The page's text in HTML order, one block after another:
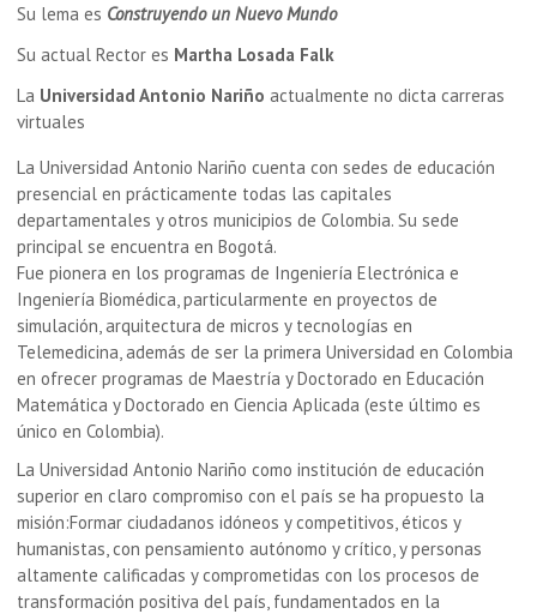
Su lema es Construyendo un Nuevo Mundo
Su actual Rector es Martha Losada Falk
La Universidad Antonio Nariño actualmente no dicta carreras
virtuales
La Universidad Antonio Nariño cuenta con sedes de educación
presencial en prácticamente todas las capitales
departamentales y otros municipios de Colombia. Su sede
principal se encuentra en Bogotá.
Fue pionera en los programas de Ingeniería Electrónica e
Ingeniería Biomédica, particularmente en proyectos de
simulación, arquitectura de micros y tecnologías en
Telemedicina, además de ser la primera Universidad en Colombia
en ofrecer programas de Maestría y Doctorado en Educación
Matemática y Doctorado en Ciencia Aplicada (este último es
único en Colombia).
La Universidad Antonio Nariño como institución de educación
superior en claro compromiso con el país se ha propuesto la
misión:Formar ciudadanos idóneos y competitivos, éticos y
humanistas, con pensamiento autónomo y crítico, y personas
altamente calificadas y comprometidas con los procesos de
transformación positiva del país, fundamentados en la